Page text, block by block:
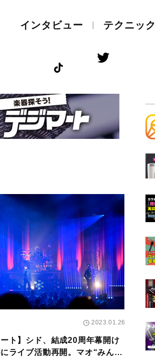
インタビュー テクニック
2023.01.26
ート】シド、結成20周年幕開け
ライブ活動再開。マオ“みんな